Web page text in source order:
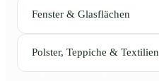
Fenster & Glasflächen
Polster, Teppiche & Textilien